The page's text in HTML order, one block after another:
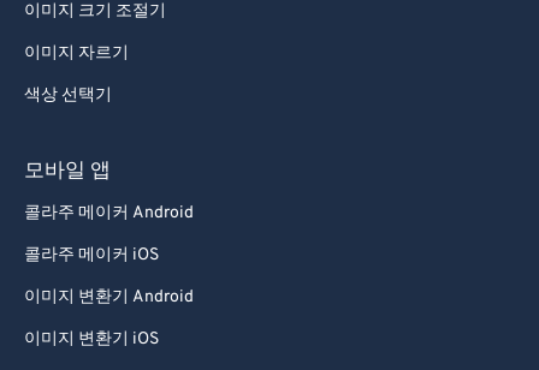
이미지 크기 조절기
이미지 자르기
색상 선택기
모바일 앱
콜라주 메이커 Android
콜라주 메이커 iOS
이미지 변환기 Android
이미지 변환기 iOS